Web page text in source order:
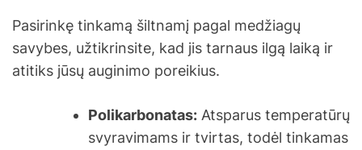
Pasirinkę tinkamą šiltnamį pagal medžiagų
savybes, užtikrinsite, kad jis tarnaus ilgą laiką ir
atitiks jūsų auginimo poreikius.
Polikarbonatas: Atsparus temperatūrų
svyravimams ir tvirtas, todėl tinkamas